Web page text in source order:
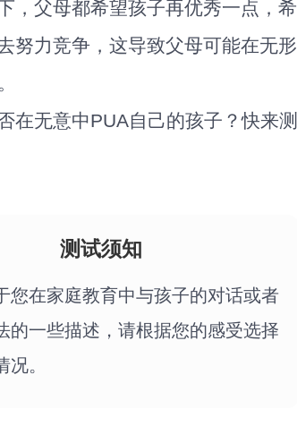
，父母都希望孩子再优秀一点，希
努力竞争，这导致父母可能在无形
在无意中PUA自己的孩子？快来测
测试须知
您在家庭教育中与孩子的对话或者
的一些描述，请根据您的感受选择
况。